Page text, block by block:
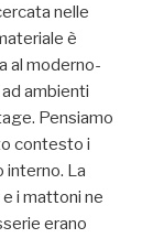
nelle
è
al moderno-
ambienti
Pensiamo
contesto i
interno. La
i mattoni ne
erano